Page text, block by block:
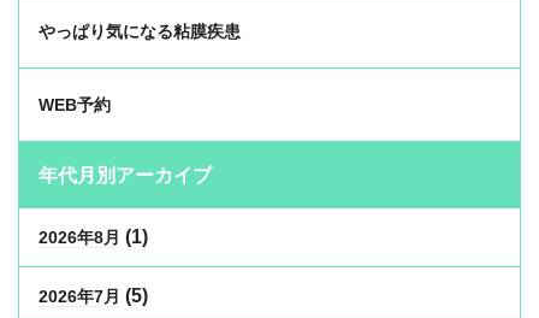
やっぱり気になる粘膜疾患
WEB予約
年代月別アーカイブ
2026年8月 (1)
2026年7月 (5)